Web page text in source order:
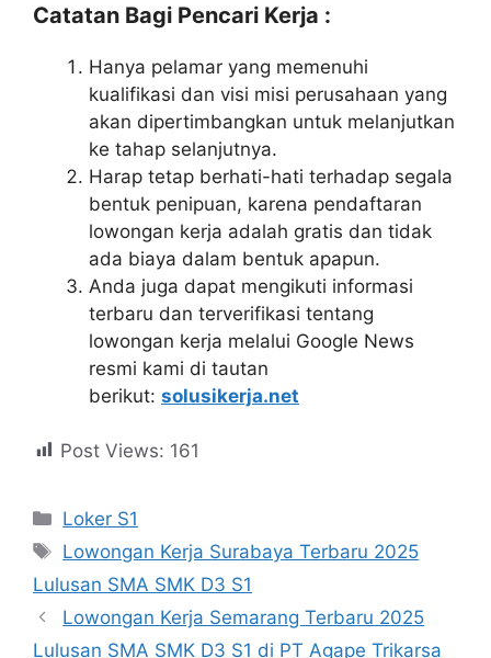
Catatan Bagi Pencari Kerja :
Hanya pelamar yang memenuhi
kualifikasi dan visi misi perusahaan yang
akan dipertimbangkan untuk melanjutkan
ke tahap selanjutnya.
Harap tetap berhati-hati terhadap segala
bentuk penipuan, karena pendaftaran
lowongan kerja adalah gratis dan tidak
ada biaya dalam bentuk apapun.
Anda juga dapat mengikuti informasi
terbaru dan terverifikasi tentang
lowongan kerja melalui Google News
resmi kami di tautan
berikut: solusikerja.net
Post Views: 161
Kategori
Loker S1
Tag
Lowongan Kerja Surabaya Terbaru 2025
Lulusan SMA SMK D3 S1
Lowongan Kerja Semarang Terbaru 2025
Lulusan SMA SMK D3 S1 di PT Agape Trikarsa